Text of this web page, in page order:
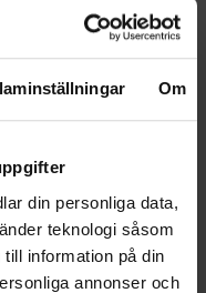
Om
din personliga data,
teknologi såsom
information på din
annonser och